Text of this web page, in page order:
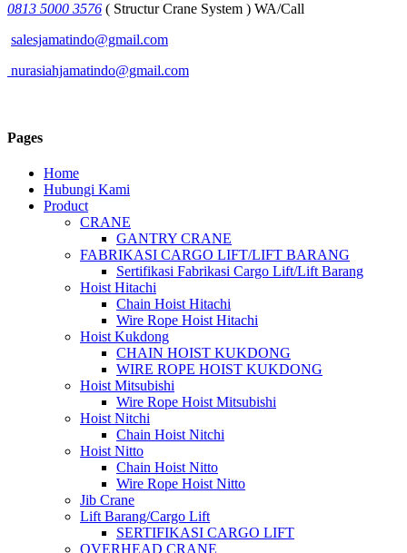
0813 5000 3576 ( Structur Crane System ) WA/Call
salesjamatindo@gmail.com
nurasiahjamatindo@gmail.com
Pages
Home
Hubungi Kami
Product
CRANE
GANTRY CRANE
FABRIKASI CARGO LIFT/LIFT BARANG
Sertifikasi Fabrikasi Cargo Lift/Lift Barang
Hoist Hitachi
Chain Hoist Hitachi
Wire Rope Hoist Hitachi
Hoist Kukdong
CHAIN HOIST KUKDONG
WIRE ROPE HOIST KUKDONG
Hoist Mitsubishi
Wire Rope Hoist Mitsubishi
Hoist Nitchi
Chain Hoist Nitchi
Hoist Nitto
Chain Hoist Nitto
Wire Rope Hoist Nitto
Jib Crane
Lift Barang/Cargo Lift
SERTIFIKASI CARGO LIFT
OVERHEAD CRANE